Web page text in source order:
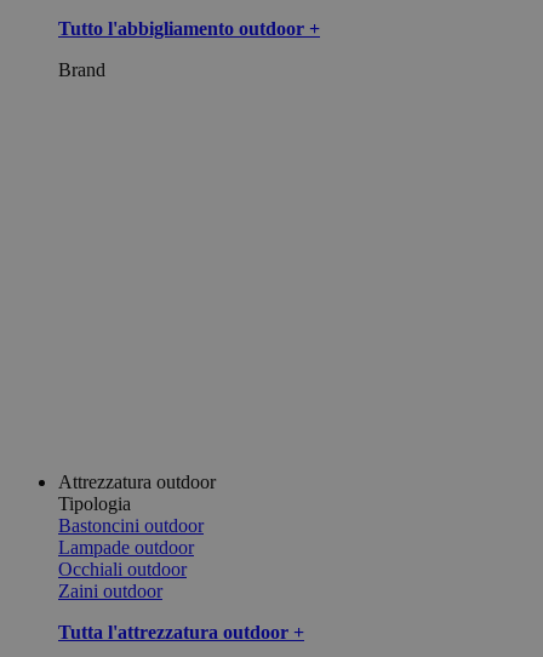
Tutto l'abbigliamento outdoor +
Brand
Attrezzatura outdoor
Tipologia
Bastoncini outdoor
Lampade outdoor
Occhiali outdoor
Zaini outdoor
Tutta l'attrezzatura outdoor +